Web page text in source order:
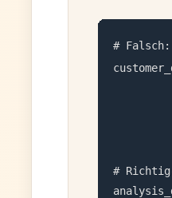
# Falsch:
#